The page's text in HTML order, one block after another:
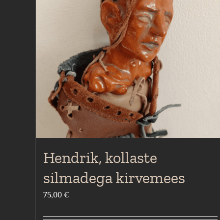
Hendrik, kollaste
silmadega kirvemees
75,00 €